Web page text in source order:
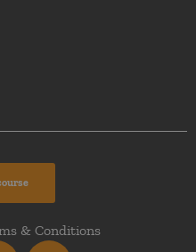
& Conditions